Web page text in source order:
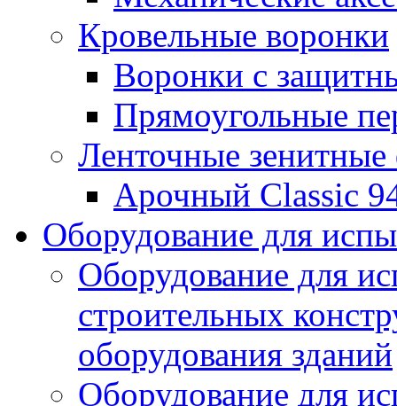
Кровельные воронки
Воронки с
Прямоугольные
Ленточные
Арочный Classic
Оборудование для
Оборудование для
строительных
оборудования зданий
Оборудование для